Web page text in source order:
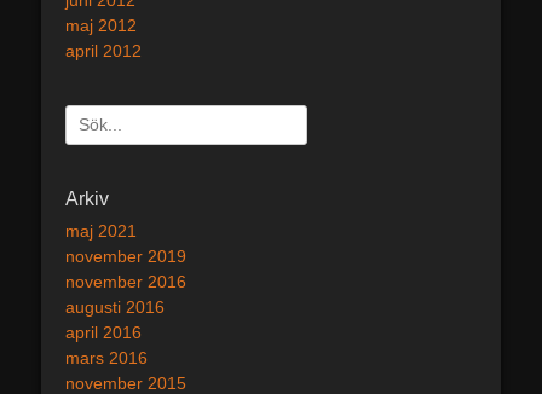
maj 2012
april 2012
Sök
efter:
Arkiv
maj 2021
november 2019
november 2016
augusti 2016
april 2016
mars 2016
november 2015